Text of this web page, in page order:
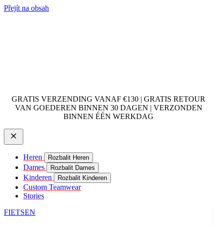
Přejít na obsah
GRATIS VERZENDING VANAF €130 | GRATIS RETOUR
VAN GOEDEREN BINNEN 30 DAGEN | VERZONDEN
BINNEN ÉÉN WERKDAG
Heren Rozbalit Heren
Dames Rozbalit Dames
Kinderen Rozbalit Kinderen
Custom Teamwear
Stories
FIETSEN